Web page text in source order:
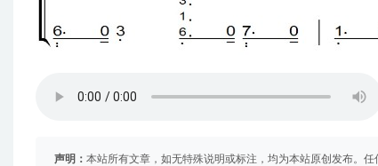
声明： 本站所有文章，如无特殊说明或标注，均为本站原创发布。